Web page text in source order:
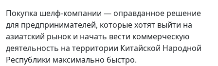
Покупка шелф-компании — оправданное решение
для предпринимателей, которые хотят выйти на
азиатский рынок и начать вести коммерческую
деятельность на территории Китайской Народной
Республики максимально быстро.